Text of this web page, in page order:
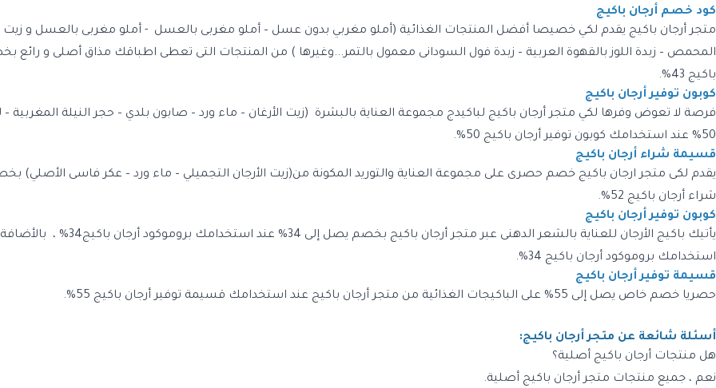
كود خصم أرجان باكيج
متجر أرجان باكيج يقدم لكي خصيصا أفضل المنتجات الغذائية (أملو مغربي بدون عسل – أملو مغربى بالعسل - أملو مغربى بالعسل و زيت
باكيج 43%.
كوبون توفير أرجان باكيج
فرصة لا تعوض وفرها لكي متجر أرجان باكيج لباكيدج مجموعة العناية بالبشرة (زيت الأرغان – ماء ورد – صابون بلدي – حجر النيلة
50% عند استخدامك كوبون توفير أرجان باكيج 50%.
قسيمة شراء أرجان باكيج
شراء أرجان باكيج 52%.
كوبون توفير أرجان باكيج
يأتيك باكيج الأرجان للعناية بالشعر
استخدامك بروموكود أرجان باكيج 34%.
قسيمة توفير أرجان باكيج
حصريا خصم خاص يصل إلى 55% على الباكيجات الغذائية من متجر أرجان باكيج عند استخدامك قسيمة توفير أرجان باكيج 55%.
أسئلة شائعة عن متجر أرجان باكيج:
هل منتجات أرجان باكيج أصلية؟
نعم ، جميع منتجات متجر أرجان باكيج أصلية.